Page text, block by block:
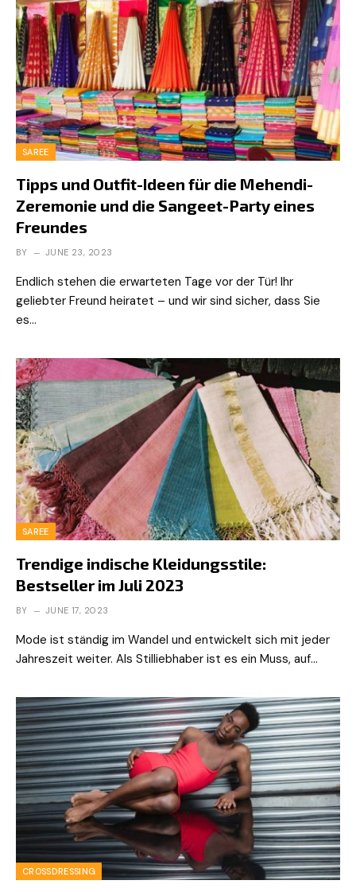
SAREE
Tipps und Outfit-Ideen für die Mehendi-
Zeremonie und die Sangeet-Party eines
Freundes
BY JUNE 23, 2023
Endlich stehen die erwarteten Tage vor der Tür! Ihr
geliebter Freund heiratet – und wir sind sicher, dass Sie
es…
SAREE
Trendige indische Kleidungsstile:
Bestseller im Juli 2023
BY JUNE 17, 2023
Mode ist ständig im Wandel und entwickelt sich mit jeder
Jahreszeit weiter. Als Stilliebhaber ist es ein Muss, auf…
CROSSDRESSING